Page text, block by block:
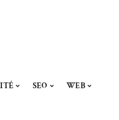
SEO WEB